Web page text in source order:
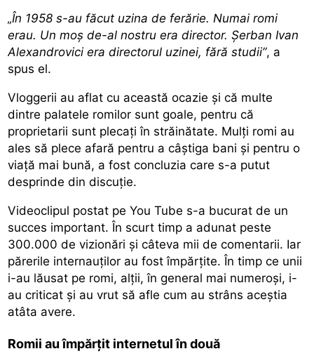
„În 1958 s-au făcut uzina de ferărie. Numai romi
erau. Un moș de-al nostru era director. Șerban Ivan
Alexandrovici era directorul uzinei, fără studii”, a
spus el.
Vloggerii au aflat cu această ocazie și că multe
dintre palatele romilor sunt goale, pentru că
proprietarii sunt plecați în străinătate. Mulți romi au
ales să plece afară pentru a câștiga bani și pentru o
viață mai bună, a fost concluzia care s-a putut
desprinde din discuție.
Videoclipul postat pe You Tube s-a bucurat de un
succes important. În scurt timp a adunat peste
300.000 de vizionări și câteva mii de comentarii. Iar
părerile internauților au fost împărțite. În timp ce unii
i-au lăusat pe romi, alții, în general mai numeroși, i-
au criticat și au vrut să afle cum au strâns aceștia
atâta avere.
Romii au împărțit internetul în două